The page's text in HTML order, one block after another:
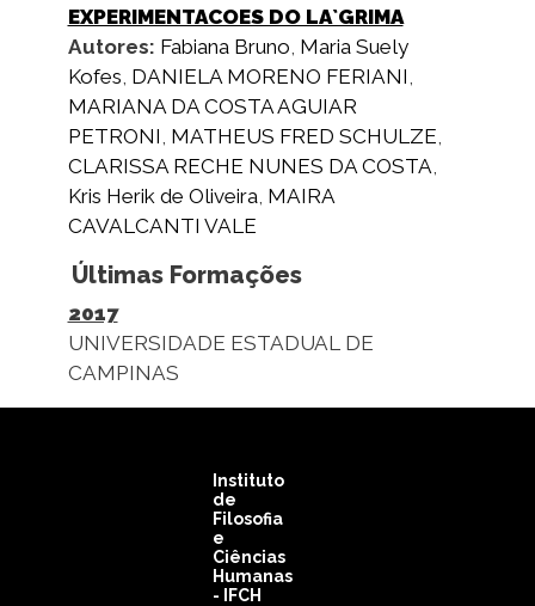
EXPERIMENTACOES DO LA`GRIMA
Autores: Fabiana Bruno Maria Suely
Kofes DANIELA MORENO FERIANI
MARIANA DA COSTA AGUIAR
PETRONI MATHEUS FRED SCHULZE
CLARISSA RECHE NUNES DA COSTA
Kris Herik de Oliveira, MAIRA
CAVALCANTI VALE
Últimas Formações
2017
UNIVERSIDADE ESTADUAL DE
CAMPINAS
Instituto
de
Filosofia
e
Ciências
Humanas
- IFCH